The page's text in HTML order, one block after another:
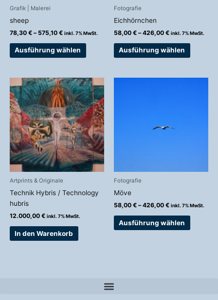
Grafik | Malerei
sheep
78,30 € – 575,10 € inkl. 7% MwSt.
Ausführung wählen
Fotografie
Eichhörnchen
58,00 € –426,00 € inkl. 7% MwSt.
Ausführung wählen
Artprints & Originale
Technik Hybris / Technology
hubris
12.000,00 € inkl. 7% MwSt.
In den Warenkorb
Fotografie
Möve
58,00 € –426,00 € inkl. 7% MwSt.
Ausführung wählen